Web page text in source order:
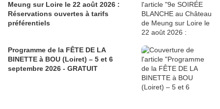
Meung sur Loire le 22 août 2026 :
Réservations ouvertes à tarifs
préférentiels
Programme de la FÊTE DE LA
BINETTE à BOU (Loiret) – 5 et 6
septembre 2026 - GRATUIT